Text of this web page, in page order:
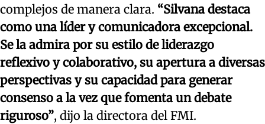
complejos de manera clara. “Silvana destaca
como una líder y comunicadora excepcional.
Se la admira por su estilo de liderazgo
reflexivo y colaborativo, su apertura a diversas
perspectivas y su capacidad para generar
consenso a la vez que fomenta un debate
riguroso”, dijo la directora del FMI.